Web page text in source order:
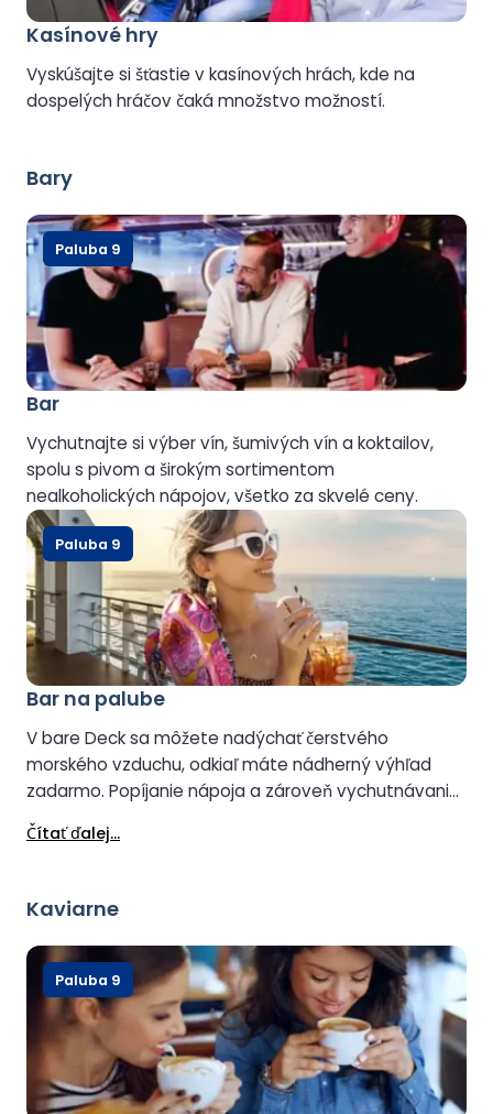
Kasínové hry
Vyskúšajte si šťastie v kasínových hrách, kde na
dospelých hráčov čaká množstvo možností.
Bary
Bar
Vychutnajte si výber vín, šumivých vín a koktailov,
spolu s pivom a širokým sortimentom
nealkoholických nápojov, všetko za skvelé ceny.
Paluba 9
Bar na palube
V bare Deck sa môžete nadýchať čerstvého
morského vzduchu, odkiaľ máte nádherný výhľad
zadarmo. Popíjanie nápoja a zároveň vychutnávanie
si scenérie to ešte viac zlepší. Otvorené za
predpokladu, že to poveternostné podmienky
Čítať ďalej...
Paluba 9
Kaviarne
Paluba 9